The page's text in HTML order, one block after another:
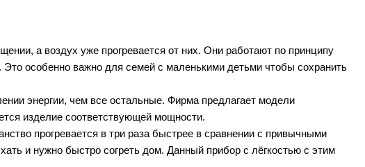
а воздух уже прогревается от них. Они работают по принципу
особенно важно для семей с маленькими детьми чтобы сохранить
энергии, чем все остальные. Фирма предлагает модели
изделие соответствующей мощности.
прогревается в три раза быстрее в сравнении с привычными
и нужно быстро согреть дом. Данный прибор с лёгкостью с этим